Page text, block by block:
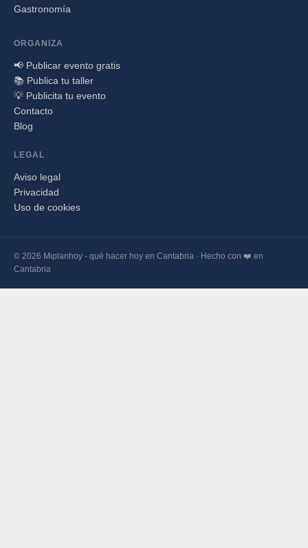
Gastronomía
ORGANIZA
📢 Publicar evento gratis
📚 Publica tu taller
💡 Publicita tu evento
Contacto
Blog
LEGAL
Aviso legal
Privacidad
Uso de cookies
© 2026 Miplanhoy - qué hacer hoy en Cantabria · Hecho con ❤️ en
Cantabria